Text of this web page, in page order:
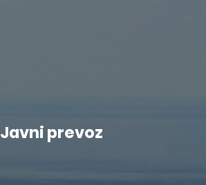
Javni prevoz